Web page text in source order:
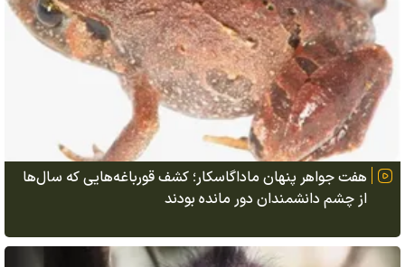
هفت جواهر پنهان ماداگاسکار؛ کشف قورباغه‌هایی که سال‌ها
از چشم دانشمندان دور مانده بودند